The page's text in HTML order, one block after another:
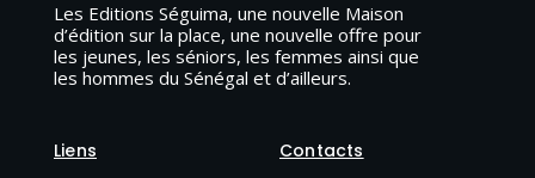
Les Editions Séguima, une nouvelle Maison
d’édition sur la place, une nouvelle offre pour
les jeunes, les séniors, les femmes ainsi que
les hommes du Sénégal et d’ailleurs.
Liens
Contacts